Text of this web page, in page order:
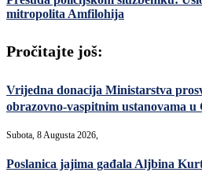
mitropolita Amfilohija
Pročitajte još:
Vrijedna donacija Ministarstva
obrazovno-vaspitnim ustanovama
Subota, 8 Augusta 2026,
Poslanica jajima gađala Aljbina